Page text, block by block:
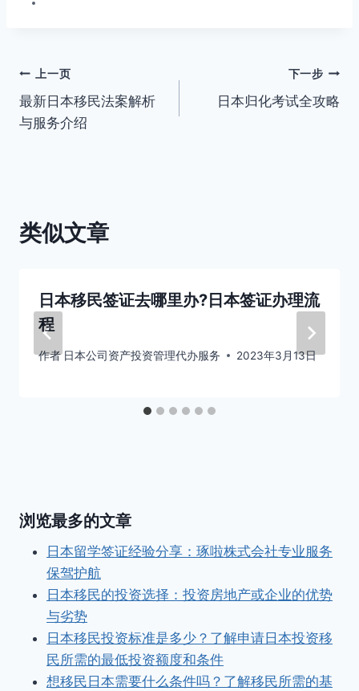
文
章
上一页
最新日本移民法案解析
与服务介绍
下一步
日本归化考试全攻略
类似文章
日本移民签证去哪里办?日本签证办理流
程
作者 日本公司资产投资管理代办服务 2023年3月13日
浏览最多的文章
日本留学签证经验分享：琢啦株式会社专业服务
保驾护航
日本移民的投资选择：投资房地产或企业的优势
与劣势
日本移民投资标准是多少？了解申请日本投资移
民所需的最低投资额度和条件
想移民日本需要什么条件吗？了解移民所需的基